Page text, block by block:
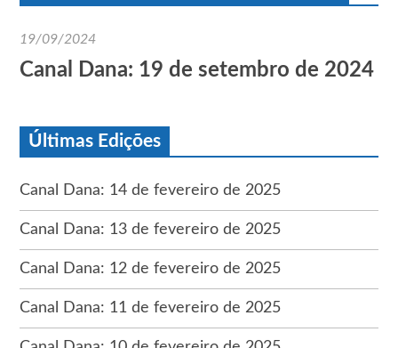
19/09/2024
Canal Dana: 19 de setembro de 2024
Últimas Edições
Canal Dana: 14 de fevereiro de 2025
Canal Dana: 13 de fevereiro de 2025
Canal Dana: 12 de fevereiro de 2025
Canal Dana: 11 de fevereiro de 2025